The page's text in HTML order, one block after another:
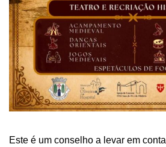
Este é um conselho a levar em conta